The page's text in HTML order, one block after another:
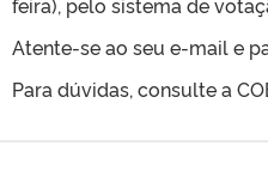
Atente-se ao seu e-mail e
Para dúvidas, consulte a